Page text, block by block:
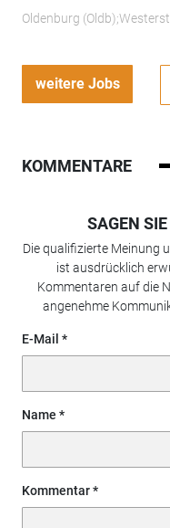
Oldenburg
weitere Jobs
KOMMENTARE
SAGEN
Die qualifizierte Meinung
ist ausdrücklich
Kommentaren auf die
angenehme
E-Mail
Name
Kommentar